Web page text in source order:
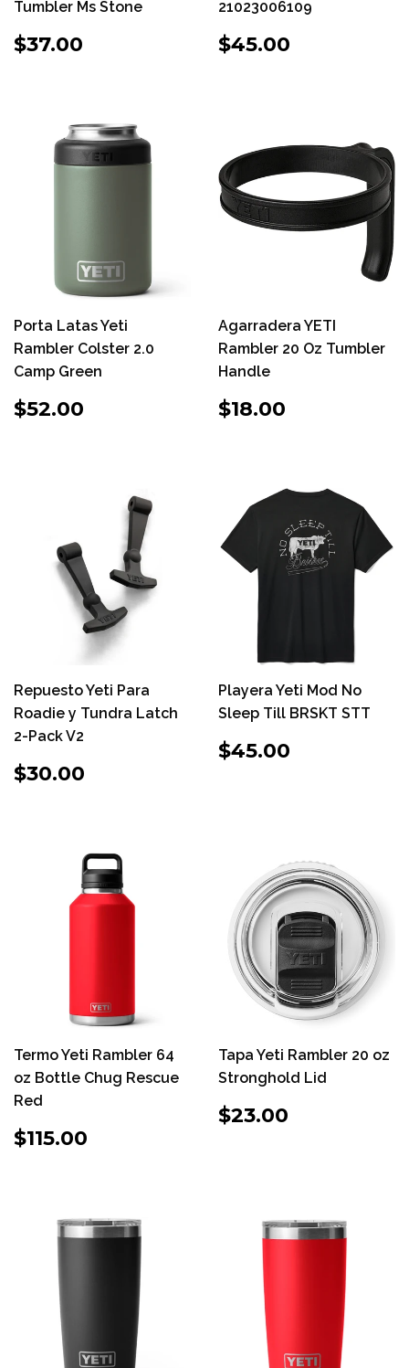
Tumbler Ms Stone
PRECIO
HABITUAL
$37.00
21023006109
PRECIO
HABITUAL
$45.00
Porta Latas Yeti
Rambler Colster 2.0
Camp Green
PRECIO
HABITUAL
$52.00
Agarradera YETI
Rambler 20 Oz Tumbler
Handle
PRECIO
HABITUAL
$18.00
Repuesto Yeti Para
Roadie y Tundra Latch
2-Pack V2
PRECIO
HABITUAL
$30.00
Playera Yeti Mod No
Sleep Till BRSKT STT
PRECIO
HABITUAL
$45.00
Termo Yeti Rambler 64
oz Bottle Chug Rescue
Red
PRECIO
HABITUAL
$115.00
Tapa Yeti Rambler 20 oz
Stronghold Lid
PRECIO
HABITUAL
$23.00